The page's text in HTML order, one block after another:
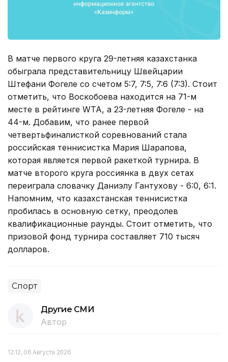
В матче первого круга 29-летняя казахстанка
обыграла представительницу Швейцарии
Штефани Фогеле со счетом 5:7, 7:5, 7:6 (7:3). Стоит
отметить, что Воскобоева находится на 71-м
месте в рейтинге WTA, а 23-летняя Фогеле - на
44-м. Добавим, что ранее первой
четвертьфиналисткой соревнований стала
российская теннисистка Мария Шарапова,
которая является первой ракеткой турнира. В
матче второго круга россиянка в двух сетах
переиграла словачку Даниэлу Гантухову - 6:0, 6:1.
Напомним, что казахстанская теннисистка
пробилась в основную сетку, преодолев
квалификационные раунды. Стоит отметить, что
призовой фонд турнира составляет 710 тысяч
долларов.
Спорт
Другие СМИ
Автор
12:12, 06 Августа 2026